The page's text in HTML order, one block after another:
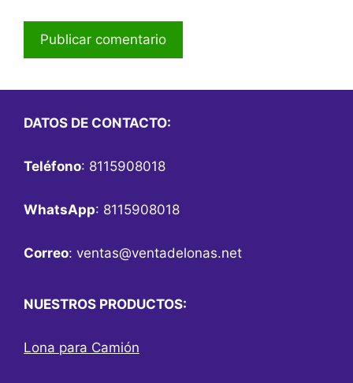
DATOS DE CONTACTO:
Teléfono: 8115908018
WhatsApp: 8115908018
Correo: ventas@ventadelonas.net
NUESTROS PRODUCTOS:
Lona para Camión